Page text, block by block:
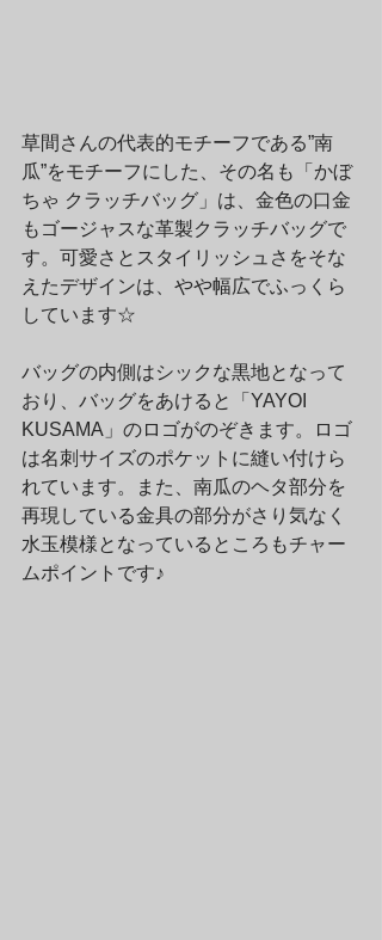
草間さんの代表的モチーフである”南
瓜”をモチーフにした、その名も「かぼ
ちゃ クラッチバッグ」は、金色の口金
もゴージャスな革製クラッチバッグで
す。可愛さとスタイリッシュさをそな
えたデザインは、やや幅広でふっくら
しています☆
バッグの内側はシックな黒地となって
おり、バッグをあけると「YAYOI
KUSAMA」のロゴがのぞきます。ロゴ
は名刺サイズのポケットに縫い付けら
れています。また、南瓜のヘタ部分を
再現している金具の部分がさり気なく
水玉模様となっているところもチャー
ムポイントです♪